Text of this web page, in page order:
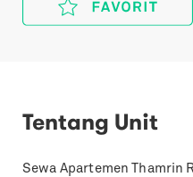
Tentang Unit
Sewa Apartemen Thamrin